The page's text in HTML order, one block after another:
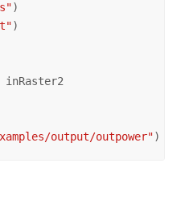
)
)
inRaster2
output/outpower")